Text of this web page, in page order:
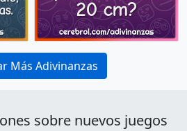
Más Adivinanzas
sobre nuevos juegos